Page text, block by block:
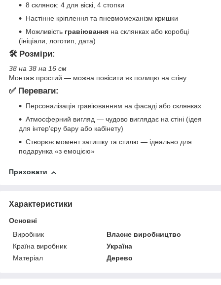
8 склянок: 4 для віскі, 4 стопки
Настінне кріплення та пневмомеханізм кришки
Можливість гравіювання на склянках або коробці
(ініціали, логотип, дата)
🛠 Розміри:
38 на 38 на 16 см
Монтаж простий — можна повісити як полицю на стіну.
✅ Переваги:
Персоналізація гравіюванням на фасаді або склянках
Атмосферний вигляд — чудово виглядає на стіні (ідея
для інтер'єру бару або кабінету)
Створює момент затишку та стилю — ідеально для
подарунка «з емоцією»
Приховати
Характеристики
Основні
Виробник
Власне виробництво
Країна виробник
Україна
Матеріал
Дерево